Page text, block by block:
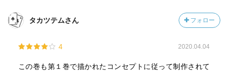
残念。でも見所は強烈でした。たった数ページしか出てな
いってのに…育てたくなりますｗ（現在、うちの鎮守府で
ともあれ…翔鶴姉ぇは可哀想なのが似合い過ぎて困ったも
んだなぁｗ 海戦シーンが何故かワクテカものでした（ゲス
タカツテムさん フォロー
4 2020.04.04
この巻も第１巻で描かれたコンセプトに従って制作されて